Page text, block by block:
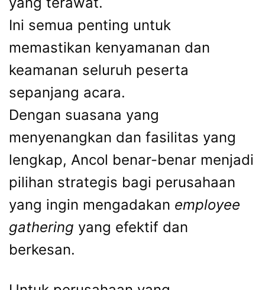
Ini semua penting untuk
memastikan kenyamanan dan
keamanan seluruh peserta
sepanjang acara.
Dengan suasana yang
menyenangkan dan fasilitas yang
lengkap, Ancol benar-benar menjadi
pilihan strategis bagi perusahaan
yang ingin mengadakan employee
gathering yang efektif dan
berkesan.